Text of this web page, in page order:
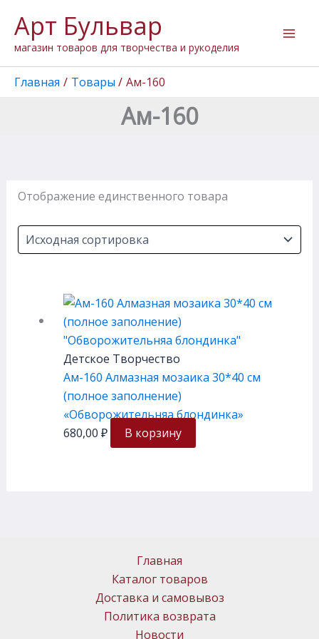
содержимому
Арт Бульвар
магазин товаров для творчества и рукоделия
Главная Товары Ам-160
Ам-160
Отображение единственного товара
Детское Творчество
Ам-160 Алмазная мозаика 30*40 см
(полное заполнение)
«Обворожительняа блондинка»
680,00 ₽ В корзину
Главная
Каталог товаров
Доставка и самовывоз
Политика возврата
Новости